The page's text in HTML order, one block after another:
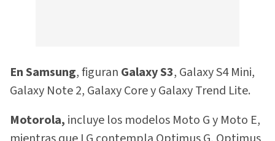
En Samsung, figuran Galaxy S3, Galaxy S4 Mini,
Galaxy Note 2, Galaxy Core y Galaxy Trend Lite.
Motorola, incluye los modelos Moto G y Moto E,